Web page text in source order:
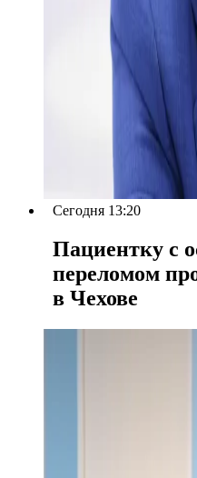
Сегодня 13:20
Пациентку с
переломом
в Чехове